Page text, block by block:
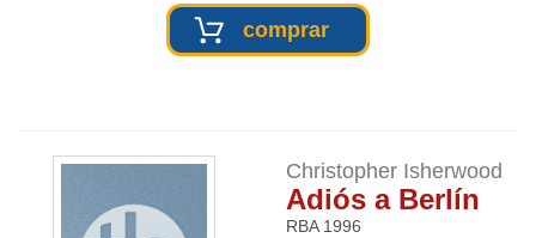
comprar
Christopher Isherwood
Adiós a Berlín
RBA1996